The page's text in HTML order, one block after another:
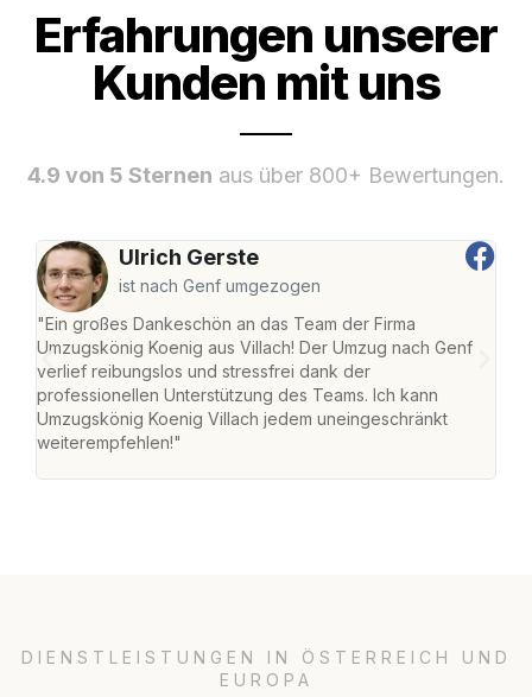
Erfahrungen unserer
Kunden mit uns
4.9 von 5 Sternen aus über 800+ Bewertungen.
Ulrich Gerste
ist nach Genf umgezogen
"Ein großes Dankeschön an das Team der Firma
Umzugskönig Koenig aus Villach! Der Umzug nach Genf
verlief reibungslos und stressfrei dank der
professionellen Unterstützung des Teams. Ich kann
Umzugskönig Koenig Villach jedem uneingeschränkt
weiterempfehlen!"
DIENSTLEISTUNGEN IN ÖSTERREICH UND
EUROPA